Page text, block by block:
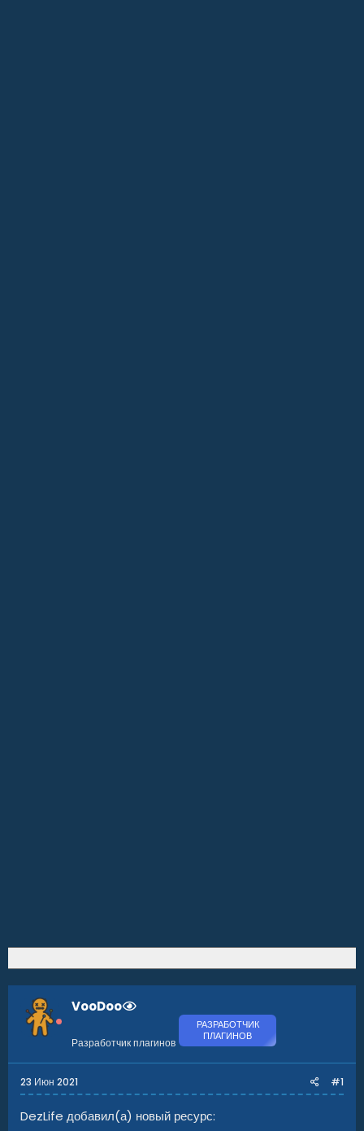
VooDoo
Разработчик плагинов
РАЗРАБОТЧИК
ПЛАГИНОВ
23 Июн 2021 #1
DezLife добавил(а) новый ресурс: